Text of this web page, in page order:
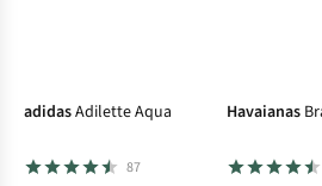
adidasAdilette Aqua
87
Havaianas